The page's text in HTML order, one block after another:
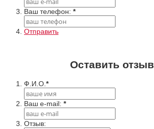
Ваш телефон: *
Отправить
Оставить отзыв
Ф.И.О. *
Ваш e-mail: *
Отзыв: